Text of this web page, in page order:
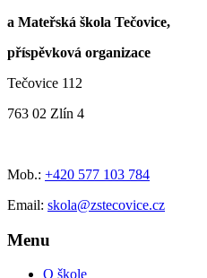
a Mateřská škola Tečovice,
příspěvková organizace
Tečovice 112
763 02 Zlín 4
Mob.: +420 577 103 784
Email: skola@zstecovice.cz
Menu
O škole